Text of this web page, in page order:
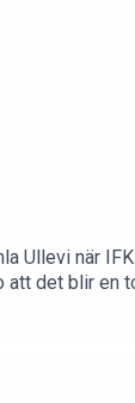
Ullevi när
det blir en
att han